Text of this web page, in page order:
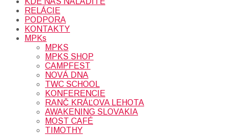
RELÁCIE
PODPORA
KONTAKTY
MPKs
MPKS
MPKS SHOP
CAMPFEST
NOVÁ DNA
TWC SCHOOL
KONFERENCIE
RANČ KRÁĽOVA LEHOTA
AWAKENING SLOVAKIA
MOST CAFÉ
TIMOTHY